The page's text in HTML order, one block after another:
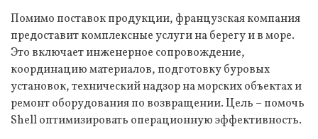
Помимо поставок продукции, французская компания
предоставит комплексные услуги на берегу и в море.
Это включает инженерное сопровождение,
координацию материалов, подготовку буровых
установок, технический надзор на морских объектах и
ремонт оборудования по возвращении. Цель – помочь
Shell оптимизировать операционную эффективность.